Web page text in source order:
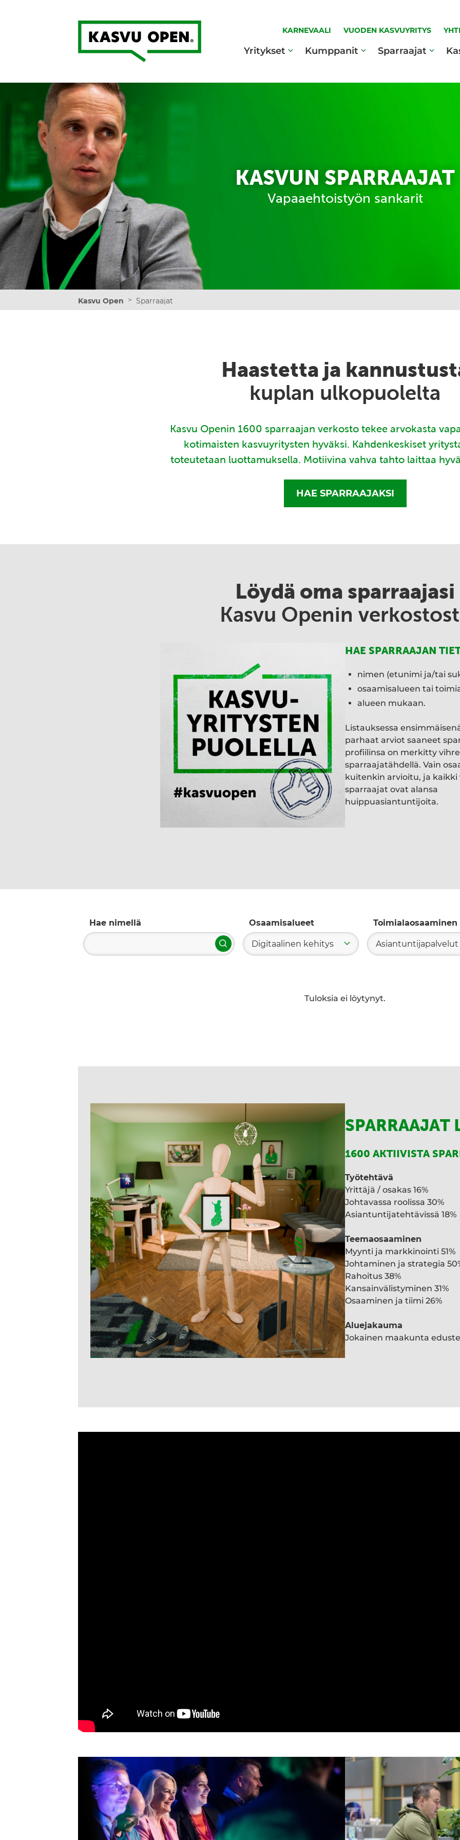
Kasvu Open
KARNEVAALI VUODEN KASVUYRITYS
Yritykset Kumppanit Sparraajat
KASVUN SPARRAAJAT
Vapaaehtoistyön sankarit
Kasvu Open > Sparraajat
Haastetta ja
kuplan ulkopuolelta
Kasvu Openin 1600 sparraajan verkosto tekee arvokasta
kotimaisten kasvuyritysten hyväksi. Kahdenkeskiset
toteutetaan luottamuksella. Motiivina vahva tahto laittaa
HAE SPARRAAJAKSI
Löydä oma sparraajasi
Kasvu Openin
HAE SPARRAAJAN
nimen (etunimi ja/tai
osaamisalueen tai
alueen mukaan.
Listauksessa
parhaat arviot saaneet
profiilinsa on merkitty
sparraajatähdellä. Vain
kuitenkin arvioitu, ja
sparraajat ovat alansa
huippuasiantuntijoita.
Hae nimellä
Hae
Osaamisalueet
Digitaalinen kehitys
Toimialaosaaminen
Asiantuntijapalvelut
Tuloksia ei löytynyt.
SPARRAAJAT
1600 AKTIIVISTA
Työtehtävä
Yrittäjä / osakas 16%
Johtavassa roolissa 30%
Asiantuntijatehtävissä 18%
Teemaosaaminen
Myynti ja markkinointi 51%
Johtaminen ja strategia
Rahoitus 38%
Kansainvälistyminen 31%
Osaaminen ja tiimi 26%
Aluejakauma
Jokainen maakunta